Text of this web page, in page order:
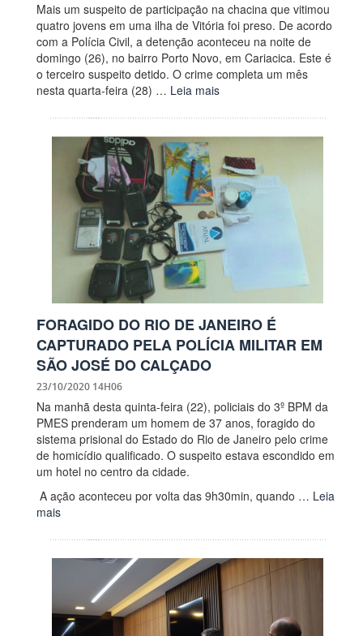
Mais um suspeito de participação na chacina que vitimou
quatro jovens em uma ilha de Vitória foi preso. De acordo
com a Polícia Civil, a detenção aconteceu na noite de
domingo (26), no bairro Porto Novo, em Cariacica. Este é
o terceiro suspeito detido. O crime completa um mês
nesta quarta-feira (28) … Leia mais
FORAGIDO DO RIO DE JANEIRO É
CAPTURADO PELA POLÍCIA MILITAR EM
SÃO JOSÉ DO CALÇADO
23/10/2020 14H06
Na manhã desta quinta-feira (22), policiais do 3º BPM da
PMES prenderam um homem de 37 anos, foragido do
sistema prisional do Estado do Rio de Janeiro pelo crime
de homicídio qualificado. O suspeito estava escondido em
um hotel no centro da cidade.
A ação aconteceu por volta das 9h30min, quando … Leia
mais